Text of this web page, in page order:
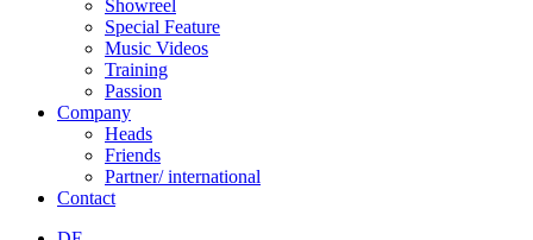
Showreel
Special Feature
Music Videos
Training
Passion
Company
Heads
Friends
Partner/ international
Contact